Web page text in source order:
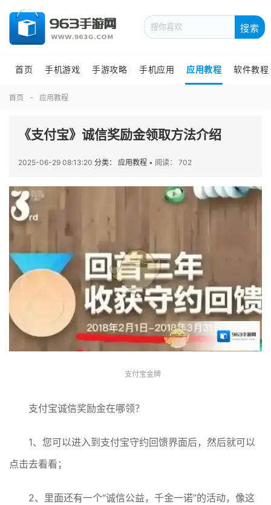
搜索
首页 手机游戏 手游攻略 手机应用 应用教程 软件教程
首页 应用教程
《支付宝》诚信奖励金领取方法介绍
2025-06-29 08:13:20 分类： 应用教程 • 阅读： 702
支付宝金牌
支付宝诚信奖励金在哪领？
1、您可以进入到支付宝守约回馈界面后，然后就可以
点击去看看；
2、里面还有一个“诚信公益，千金一诺”的活动，像这